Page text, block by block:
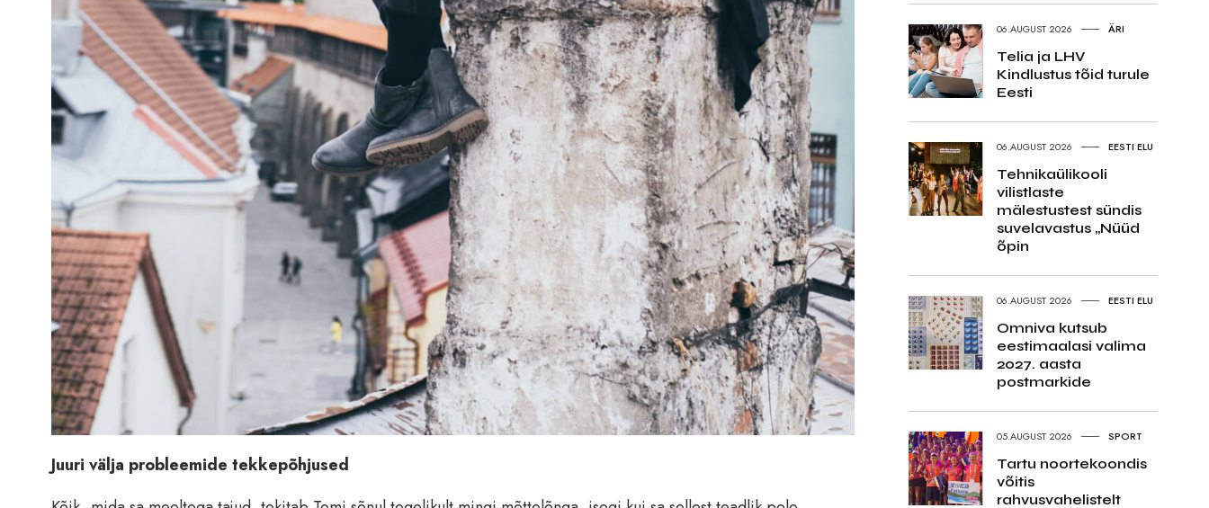
Juuri välja probleemide tekkepõhjused
06.AUGUST 2026 ÄRI
Telia ja LHV
Kindlustus tõid turule
Eesti
06.AUGUST 2026 EESTI ELU
Tehnikaülikooli
vilistlaste
mälestustest sündis
suvelavastus „Nüüd
õpin
06.AUGUST 2026 EESTI ELU
Omniva kutsub
eestimaalasi valima
2027. aasta
postmarkide
05.AUGUST 2026 SPORT
Tartu noortekoondis
võitis
rahvusvahelistelt